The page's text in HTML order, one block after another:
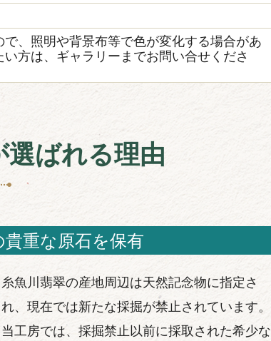
、照明や背景布等で色が変化する場合があ
方は、ギャラリーまでお問い合せくださ
ばれる理由
重な原石を保有
糸魚川翡翠の産地周辺は天然記念物に指定さ
れ、現在では新たな採掘が禁止されています。
当工房では、採掘禁止以前に採取された希少な